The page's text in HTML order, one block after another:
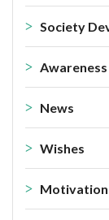
Society
Awareness
News
Wishes
Motivation